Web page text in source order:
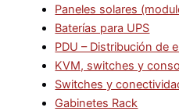
Paneles solares
Baterías para UPS
PDU – Distribución de
KVM, switches y
Switches y
Gabinetes Rack